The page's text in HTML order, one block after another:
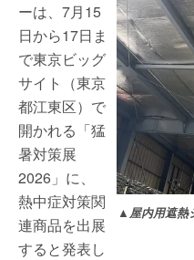
▲屋内用遮熱
ーは、7月15
日から17日ま
で東京ビッグ
サイト（東京
都江東区）で
開かれる「猛
暑対策展
2026」に、
熱中症対策関
連商品を出展
すると発表し